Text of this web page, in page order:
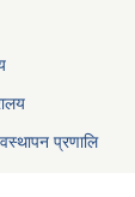
प्रणालि